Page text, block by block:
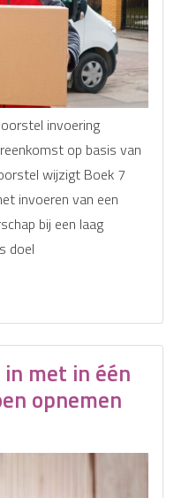
invoering
op basis van
wijzigt Boek 7
invoeren van een
bij een laag
doel
met in één
opnemen